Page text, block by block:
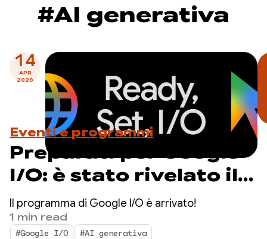
#AI generativa
14
APR
2026
Eventi e programmi
Preparati per Google
I/O: è stato rivelato il
programma del
livestream
Il programma di Google I/O è arrivato!
1 min read
#Google I/O #AI generativa